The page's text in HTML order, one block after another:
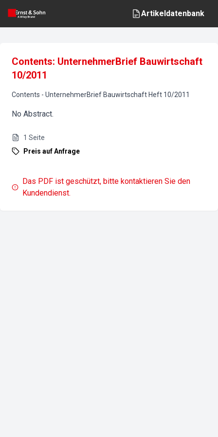
Artikeldatenbank
Contents: UnternehmerBrief Bauwirtschaft
10/2011
Contents - UnternehmerBrief Bauwirtschaft Heft 10/2011
No Abstract.
1 Seite
Preis auf Anfrage
Das PDF ist geschützt, bitte kontaktieren Sie den
Kundendienst.